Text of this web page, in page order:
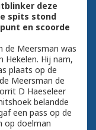
deze
spits stond
en scoorde
de Meersman was
Hekelen. Hij nam,
plaats op de
Meersman de
D Haeseleer
belandde
een pass op de
op doelman